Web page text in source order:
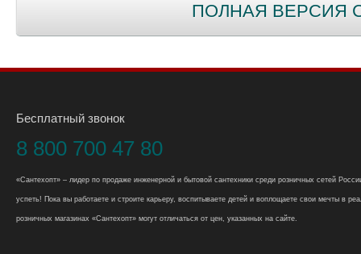
ПОЛНАЯ ВЕРСИЯ
Бесплатный звонок
8 800 700 47 80
«Сантехопт» – лидер по продаже инженерной и бытовой сантехники среди розничных сетей
успеть! Пока вы работаете и строите карьеру, воспитываете детей и воплощаете свои мечты в
розничных магазинах «Сантехопт» могут отличаться от цен, указанных на сайте.